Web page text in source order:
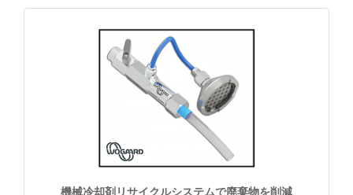
機械冷却剤リサイクルシステムで廃棄物を削減